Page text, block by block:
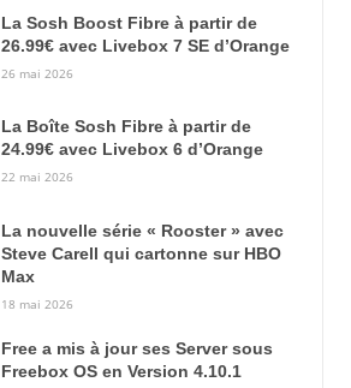
La Sosh Boost Fibre à partir de
26.99€ avec Livebox 7 SE d’Orange
26 mai 2026
La Boîte Sosh Fibre à partir de
24.99€ avec Livebox 6 d’Orange
22 mai 2026
La nouvelle série « Rooster » avec
Steve Carell qui cartonne sur HBO
Max
18 mai 2026
Free a mis à jour ses Server sous
Freebox OS en Version 4.10.1